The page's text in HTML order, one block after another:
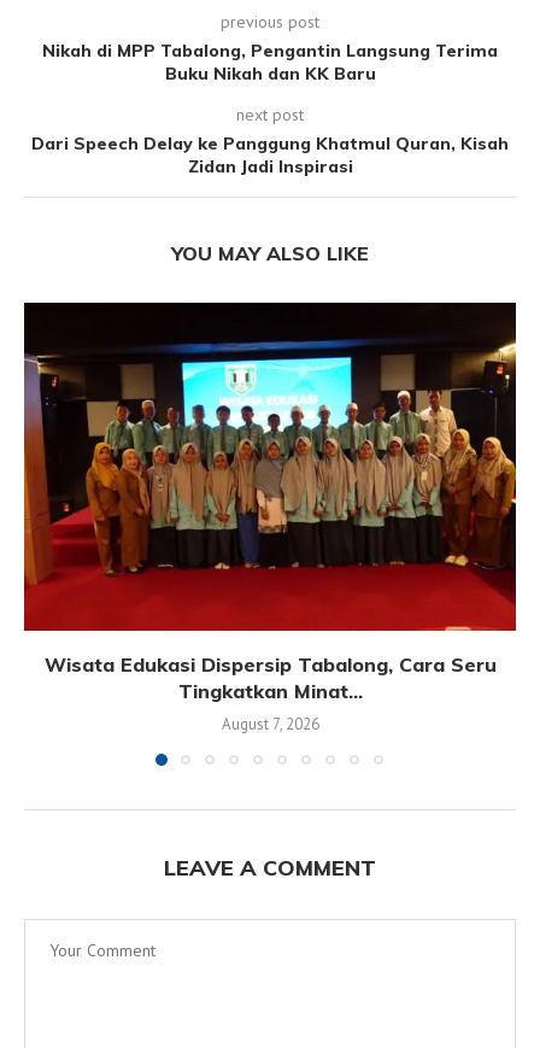
previous post
Nikah di MPP Tabalong, Pengantin Langsung Terima
Buku Nikah dan KK Baru
next post
Dari Speech Delay ke Panggung Khatmul Quran, Kisah
Zidan Jadi Inspirasi
YOU MAY ALSO LIKE
Wisata Edukasi Dispersip Tabalong, Cara Seru
Tingkatkan Minat...
August 7, 2026
LEAVE A COMMENT